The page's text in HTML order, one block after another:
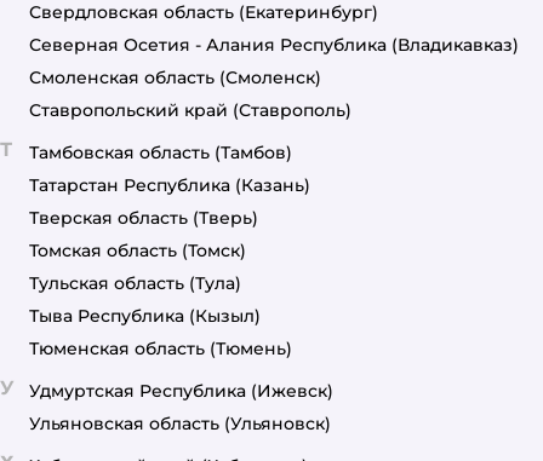
Свердловская область (Екатеринбург)
Северная Осетия - Алания Республика (Владикавказ)
Смоленская область (Смоленск)
Ставропольский край (Ставрополь)
Т Тамбовская область (Тамбов)
Татарстан Республика (Казань)
Тверская область (Тверь)
Томская область (Томск)
Тульская область (Тула)
Тыва Республика (Кызыл)
Тюменская область (Тюмень)
У Удмуртская Республика (Ижевск)
Ульяновская область (Ульяновск)